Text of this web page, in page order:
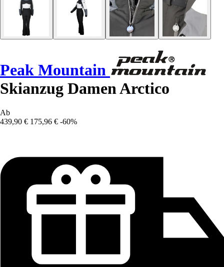
Peak Mountain
Skianzug Damen Arctico
Ab
439,90 € 175,96 € -60%